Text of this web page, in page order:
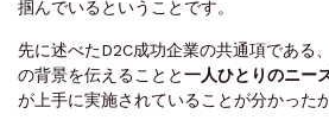
掴んでいるということです。
先に述べたD2C成功企業の共通項である、
の背景を伝えることと一人ひとりのニー
が上手に実施されていることが分かった